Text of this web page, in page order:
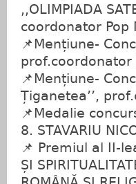
,,OLIMPIADA
coordonator Pop
📌Mențiune-
prof.coordonator
📌Mențiune-
Țiganetea’’,
📌Medalie
8. STAVARIU
📌 Premiul al II-
ȘI